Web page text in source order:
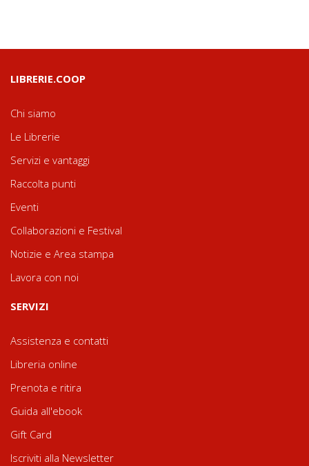
LIBRERIE.COOP
Chi siamo
Le Librerie
Servizi e vantaggi
Raccolta punti
Eventi
Collaborazioni e Festival
Notizie e Area stampa
Lavora con noi
SERVIZI
Assistenza e contatti
Libreria online
Prenota e ritira
Guida all'ebook
Gift Card
Iscriviti alla Newsletter